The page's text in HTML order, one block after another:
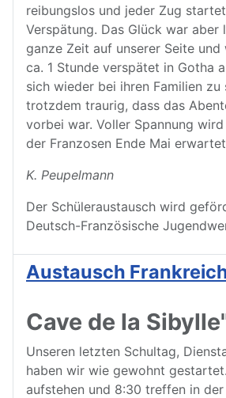
reibungslos und jeder Zug
Verspätung. Das Glück war aber
ganze Zeit auf unserer Seite und
ca. 1 Stunde verspätet in Gotha
sich wieder bei ihren Familien zu
trotzdem traurig, dass das
vorbei war. Voller Spannung
der Franzosen Ende Mai
K. Peupelmann
Der Schüleraustausch wird
Deutsch-Französische
Austausch
Cave de la
Unseren letzten Schultag,
haben wir wie gewohnt
aufstehen und 8:30 treffen in der